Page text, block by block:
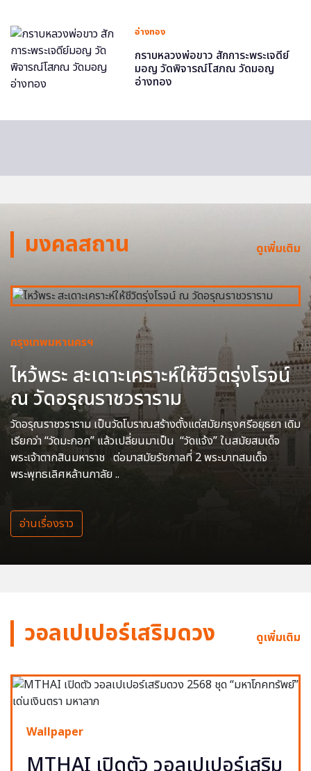
อ่างทอง
กราบหลวงพ่อขาว สักการะพระเจดีย์
มอญ วัดพิจารณ์โสภณ วัดมอญ
อ่างทอง
มงคลสถาน ดูเพิ่มเติม
กรุงเทพมหานครฯ
ไหว้พระ สะเดาะเคราะห์ให้ชีวิตรุ่งโรจน์
ณ วัดอรุณราชวราราม
วัดอรุณราชวราราม เป็นวัดโบราณสร้างตั้งแต่สมัยกรุงศรีอยุธยา เดิม
เรียกว่า “วัดมะกอก” แล้วเปลี่ยนมาเป็น “วัดแจ้ง” ในสมัยสมเด็จ
พระเจ้าตากสินมหาราช ต่อมาสมัยรัชกาลที่ 2 พระบาทสมเด็จ
พระพุทธเลิศหล้านภาลัย ..
อ่านเรื่องราว
วอลเปเปอร์เสริมดวง ดูเพิ่มเติม
Wallpaper